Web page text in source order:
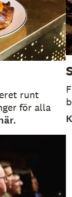
runt
för alla